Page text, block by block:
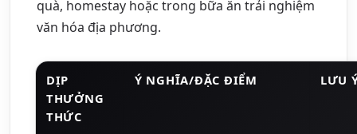
quà, homestay hoặc trong bữa ăn trải nghiệm
văn hóa địa phương.
DỊP
THƯỞNG
THỨC
Ý NGHĨA/ĐẶC ĐIỂM LƯU